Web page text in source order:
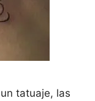
tatuaje, las